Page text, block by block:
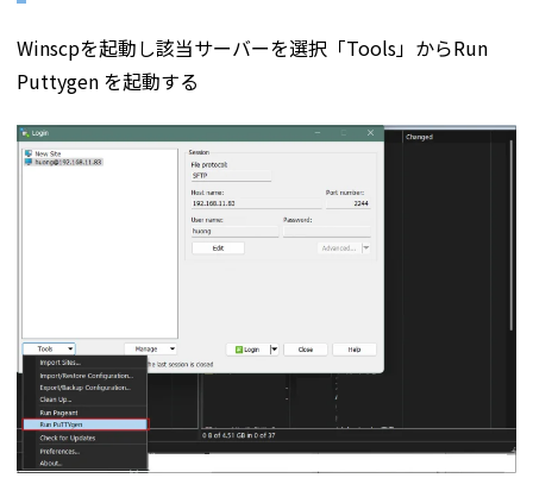
Winscpを起動し該当サーバーを選択「Tools」からRun
Puttygen を起動する